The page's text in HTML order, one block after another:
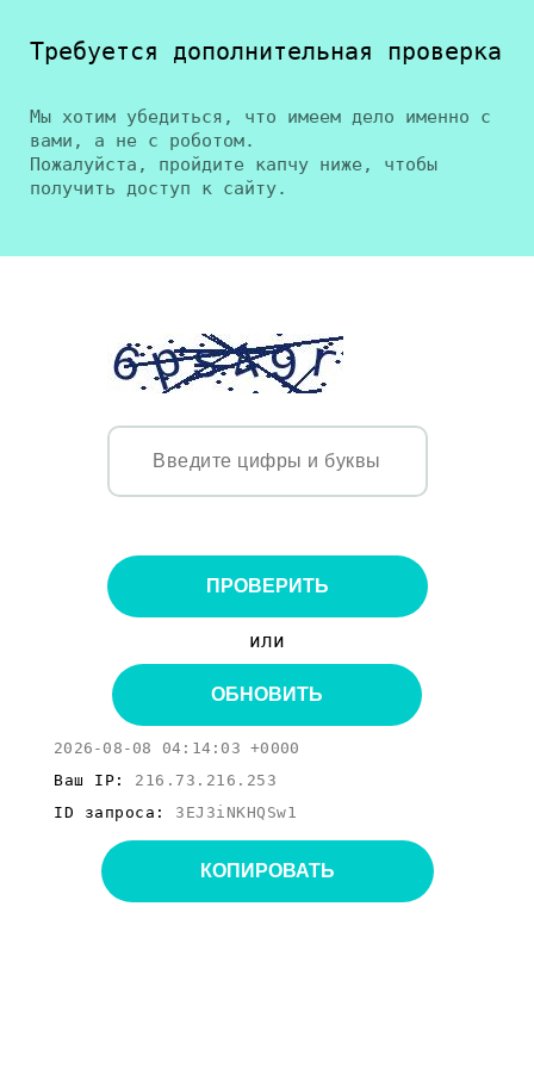
Требуется дополнительная проверка
Мы хотим убедиться, что имеем дело именно с
вами, а не с роботом.
Пожалуйста, пройдите капчу ниже, чтобы
получить доступ к сайту.
ПРОВЕРИТЬ
или
ОБНОВИТЬ
2026-08-08 04:14:03 +0000
Ваш IP: 216.73.216.253
ID запроса: 3EJ3iNKHQSw1
КОПИРОВАТЬ